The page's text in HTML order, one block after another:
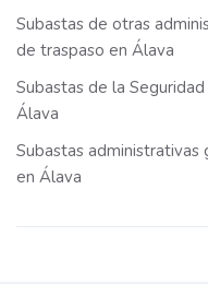
Subastas de otras
de traspaso en Álava
Subastas de la
Álava
Subastas
en Álava